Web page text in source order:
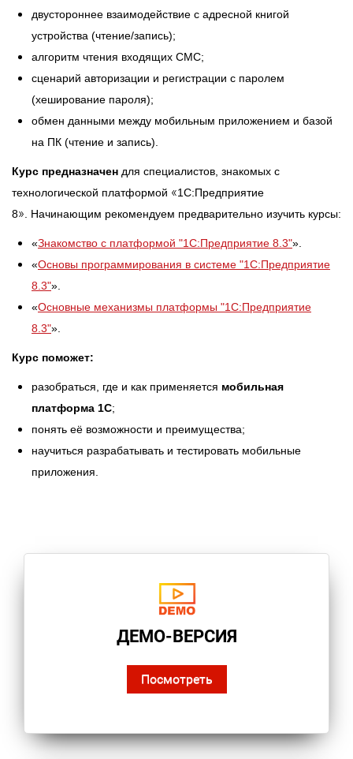
двустороннее взаимодействие с адресной книгой
устройства (чтение/запись);
алгоритм чтения входящих СМС;
сценарий авторизации и регистрации с паролем
(хеширование пароля);
обмен данными между мобильным приложением и базой
на ПК (чтение и запись).
Курс предназначен для специалистов, знакомых с
технологической платформой «1С:Предприятие
8» . Начинающим рекомендуем предварительно изучить курсы:
«Знакомство с платформой "1C:Предприятие 8.3"».
«Основы программирования в системе "1C:Предприятие
8.3"».
«Основные механизмы платформы "1С:Предприятие
8.3"».
Курс поможет:
разобраться, где и как применяется мобильная
платформа 1С;
понять её возможности и преимущества;
научиться разрабатывать и тестировать мобильные
приложения.
ДЕМО-ВЕРСИЯ
Посмотреть